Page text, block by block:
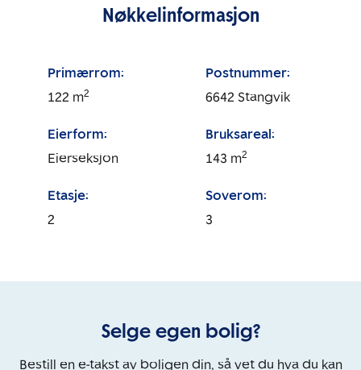
Nøkkelinformasjon
Primærrom:
122 m2
Postnummer:
6642 Stangvik
Eierform:
Eierseksjon
Bruksareal:
143 m2
Etasje:
2
Soverom:
3
Selge egen bolig?
Bestill en e-takst av boligen din, så vet du hva du kan